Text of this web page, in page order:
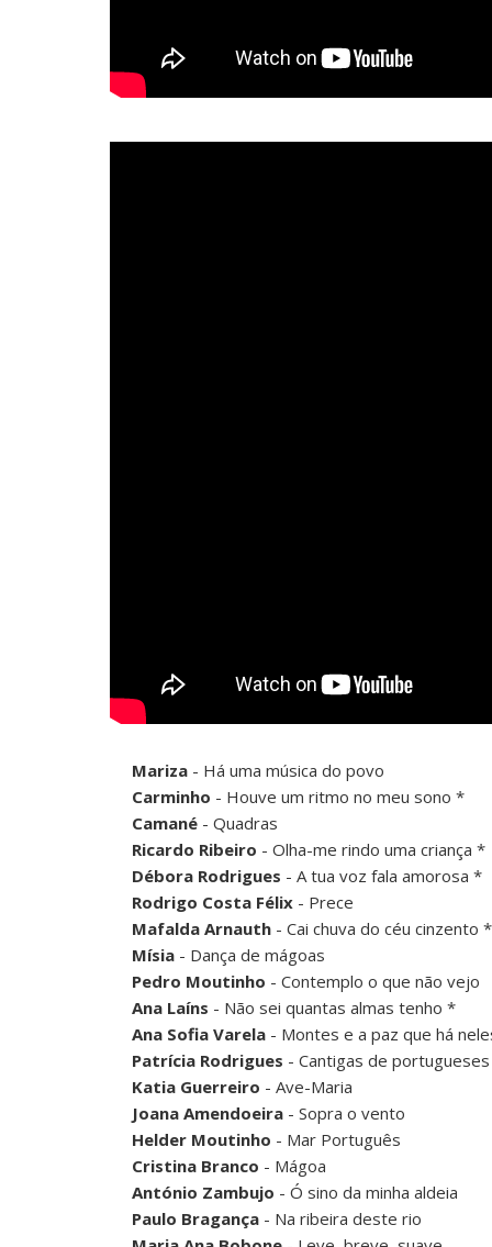
Mariza - Há uma música do povo
Carminho - Houve um ritmo no meu sono *
Camané - Quadras
Ricardo Ribeiro - Olha-me rindo uma criança *
Débora Rodrigues - A tua voz fala amorosa *
Rodrigo Costa Félix - Prece
Mafalda Arnauth - Cai chuva do céu cinzento *
Mísia - Dança de mágoas
Pedro Moutinho - Contemplo o que não vejo
Ana Laíns - Não sei quantas almas tenho *
Ana Sofia Varela - Montes e a paz que há
Patrícia Rodrigues - Cantigas de portugueses
Katia Guerreiro - Ave-Maria
Joana Amendoeira - Sopra o vento
Helder Moutinho - Mar Português
Cristina Branco - Mágoa
António Zambujo - Ó sino da minha aldeia
Paulo Bragança - Na ribeira deste rio